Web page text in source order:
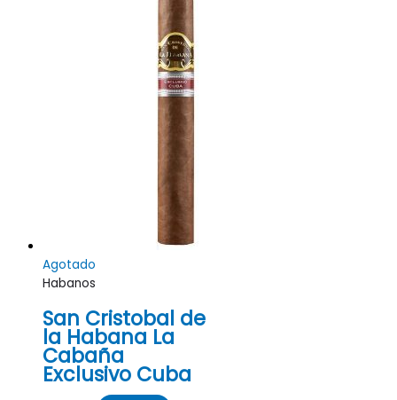
Agotado
Habanos
San Cristobal de
la Habana La
Cabaña
Exclusivo Cuba